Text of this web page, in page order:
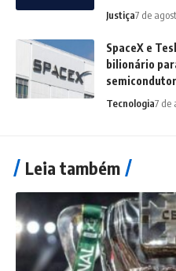
Justiça7 de
SpaceX e
bilionário
Tecnologia7 de
Leia também